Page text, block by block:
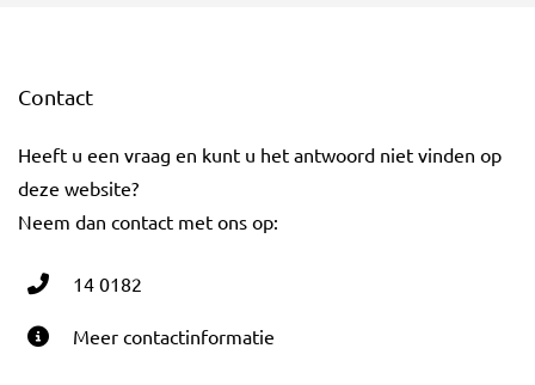
Contact
Heeft u een vraag en kunt u het antwoord niet vinden op
deze website?
Neem dan contact met ons op:
14 0182
Meer contactinformatie